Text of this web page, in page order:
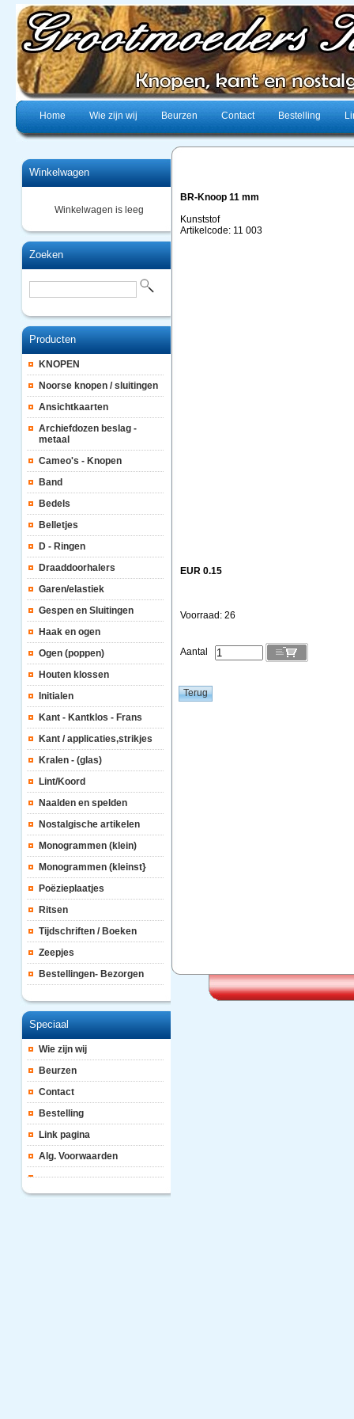
Home Wie zijn wij Beurzen Contact Bestelling
Winkelwagen
Winkelwagen is leeg
Zoeken
Producten
KNOPEN
Noorse knopen / sluitingen
Ansichtkaarten
Archiefdozen beslag -
metaal
Cameo's - Knopen
Band
Bedels
Belletjes
D - Ringen
Draaddoorhalers
Garen/elastiek
Gespen en Sluitingen
Haak en ogen
Ogen (poppen)
Houten klossen
Initialen
Kant - Kantklos - Frans
Kant / applicaties,strikjes
Kralen - (glas)
Lint/Koord
Naalden en spelden
Nostalgische artikelen
Monogrammen (klein)
Monogrammen (kleinst}
Poëzieplaatjes
Ritsen
Tijdschriften / Boeken
Zeepjes
Bestellingen- Bezorgen
Speciaal
Wie zijn wij
Beurzen
Contact
Bestelling
Link pagina
Alg. Voorwaarden
BR-Knoop 11 mm
Kunststof
Artikelcode: 11 003
EUR 0.15
Voorraad: 26
Aantal